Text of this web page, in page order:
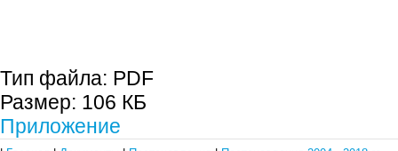
Тип файла: PDF
Размер: 106 КБ
Приложение